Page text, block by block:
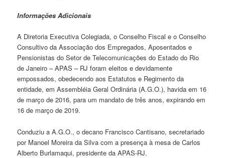
Informações Adicionais
A Diretoria Executiva Colegiada, o Conselho Fiscal e o Conselho
Consultivo da Associação dos Empregados, Aposentados e
Pensionistas do Setor de Telecomunicações do Estado do Rio
de Janeiro – APAS – RJ foram eleitos e devidamente
empossados, obedecendo aos Estatutos e Regimento da
entidade, em Assembléia Geral Ordinária (A.G.O.), havida em 16
de março de 2016, para um mandato de três anos, expirando em
16 de março de 2019.
Conduziu a A.G.O., o decano Francisco Cantisano, secretariado
por Manoel Moreira da Silva com a presença à mesa de Carlos
Alberto Burlamaqui, presidente da APAS-RJ.